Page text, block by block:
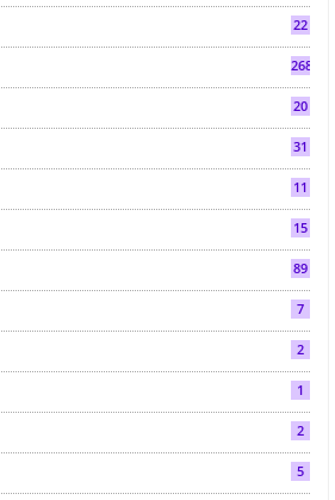
22
268
20
31
11
15
89
7
2
1
2
5